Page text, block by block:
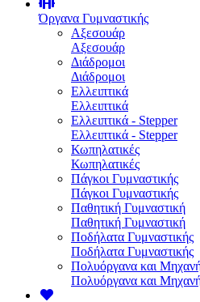
Όργανα Γυμναστικής
Αξεσουάρ
Αξεσουάρ
Διάδρομοι
Διάδρομοι
Ελλειπτικά
Ελλειπτικά
Ελλειπτικά - Stepper
Ελλειπτικά - Stepper
Κωπηλατικές
Κωπηλατικές
Πάγκοι Γυμναστικής
Πάγκοι Γυμναστικής
Παθητική Γυμναστική
Παθητική Γυμναστική
Ποδήλατα Γυμναστικής
Ποδήλατα Γυμναστικής
Πολυόργανα και
Πολυόργανα και